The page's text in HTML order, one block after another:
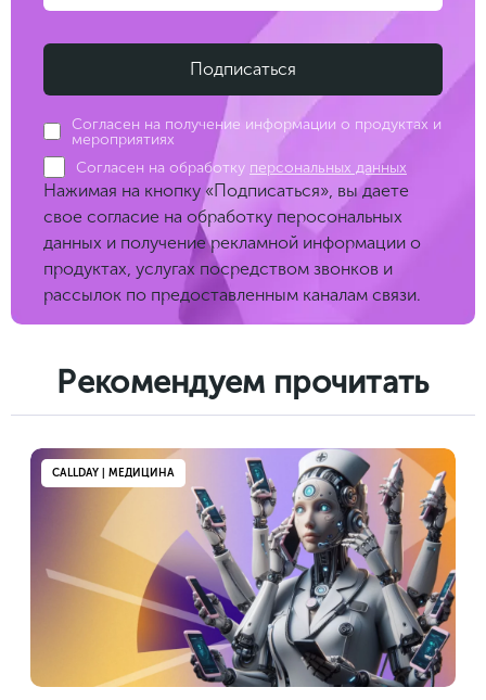
Согласен на получение информации о продуктах и
мероприятиях
Согласен на обработку персональных данных
Нажимая на кнопку «Подписаться», вы даете
свое согласие на обработку перосональных
данных и получение рекламной информации о
продуктах, услугах посредством звонков и
рассылок по предоставленным каналам связи.
Рекомендуем прочитать
CALLDAY | МЕДИЦИНА